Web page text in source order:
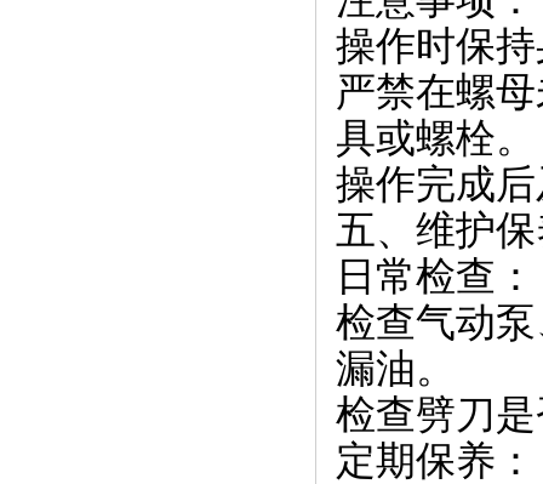
操作时保
严禁在螺
具或螺栓。
操作完成
五、维护
日常检查：
检查气动
漏油。
检查劈刀
定期保养：